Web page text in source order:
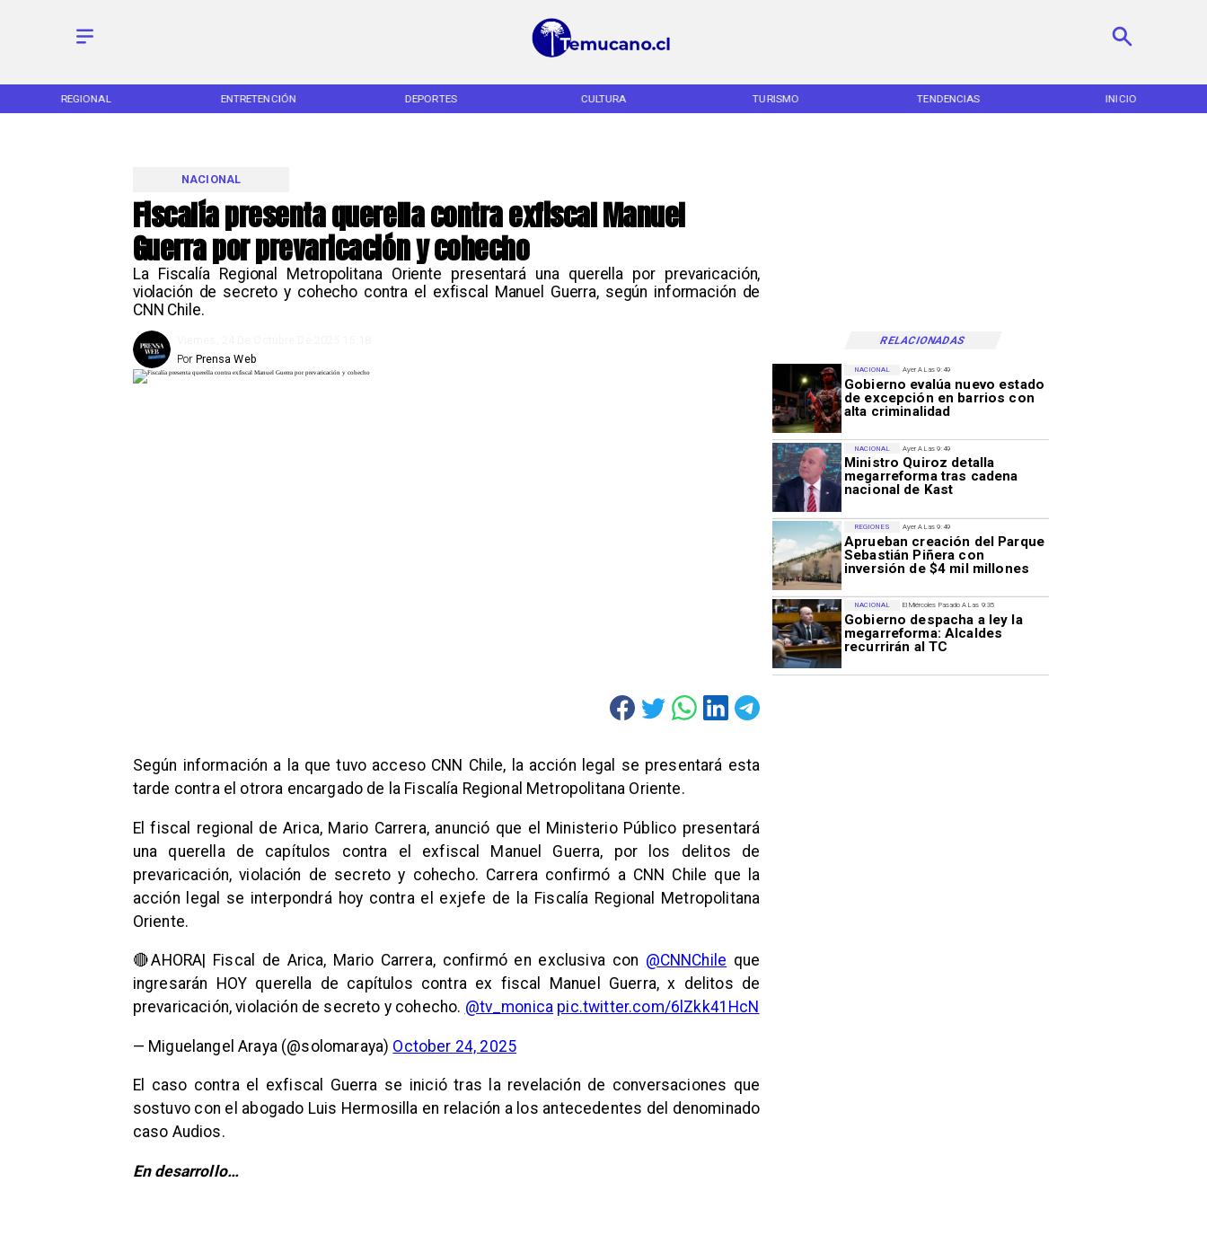
REGIONAL ENTRETENCIÓN DEPORTES CULTURA TURISMO TENDENCIAS INICIO
Fiscalía presenta querella contra exfiscal Manuel
Guerra por prevaricación y cohecho
La Fiscalía Regional Metropolitana Oriente presentará una querella por prevaricación,
violación de secreto y cohecho contra el exfiscal Manuel Guerra, según información de
CNN Chile.
NACIONAL
RELACIONADAS
Prensa Web
Por
Ayer A Las 9:49
Gobierno evalúa nuevo estado
de excepción en barrios con
alta criminalidad
NACIONAL
Ayer A Las 9:49
Ministro Quiroz detalla
megarreforma tras cadena
nacional de Kast
NACIONAL
Ayer A Las 9:49
Aprueban creación del Parque
Sebastián Piñera con
inversión de $4 mil millones
REGIONES
El Miércoles Pasado A Las 9:35
Gobierno despacha a ley la
megarreforma: Alcaldes
recurrirán al TC
NACIONAL
Según información a la que tuvo acceso CNN Chile, la acción legal se presentará esta
tarde contra el otrora encargado de la Fiscalía Regional Metropolitana Oriente.
El fiscal regional de Arica, Mario Carrera, anunció que el Ministerio Público presentará
una querella de capítulos contra el exfiscal Manuel Guerra, por los delitos de
prevaricación, violación de secreto y cohecho. Carrera confirmó a CNN Chile que la
acción legal se interpondrá hoy contra el exjefe de la Fiscalía Regional Metropolitana
Oriente.
🔴AHORA| Fiscal de Arica, Mario Carrera, confirmó en exclusiva con @CNNChile que
ingresarán HOY querella de capítulos contra ex fiscal Manuel Guerra, x delitos de
prevaricación, violación de secreto y cohecho. @tv_monica pic.twitter.com/6lZkk41HcN
— Miguelangel Araya (@solomaraya) October 24, 2025
El caso contra el exfiscal Guerra se inició tras la revelación de conversaciones que
sostuvo con el abogado Luis Hermosilla en relación a los antecedentes del denominado
caso Audios.
En desarrollo…